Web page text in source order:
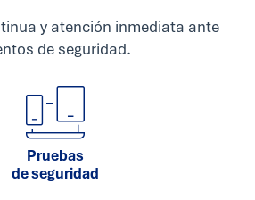
y atención inmediata ante
de seguridad.
Pruebas
de seguridad